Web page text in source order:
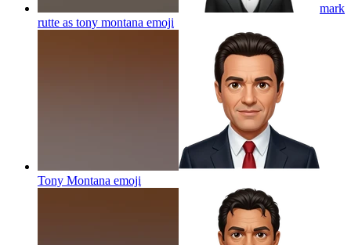
mark
rutte as tony montana emoji
Tony Montana emoji